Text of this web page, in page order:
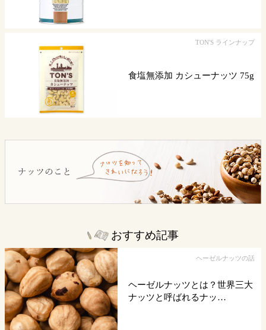
TON'S ラインナップ
食塩無添加 カシューナッツ 75g
おすすめ記事
ヘーゼルナッツの話
ヘーゼルナッツとは？世界三大
ナッツと呼ばれるナッ…